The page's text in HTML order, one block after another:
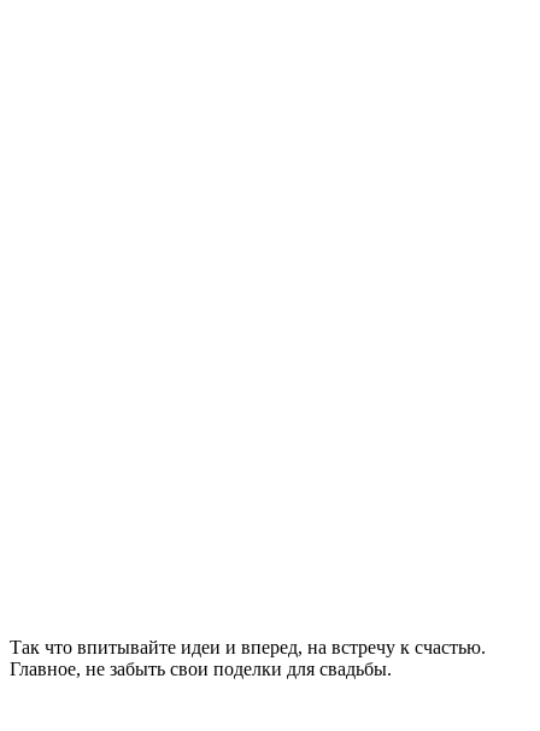
Так что впитывайте идеи и вперед, на встречу к счастью.
Главное, не забыть свои поделки для свадьбы.